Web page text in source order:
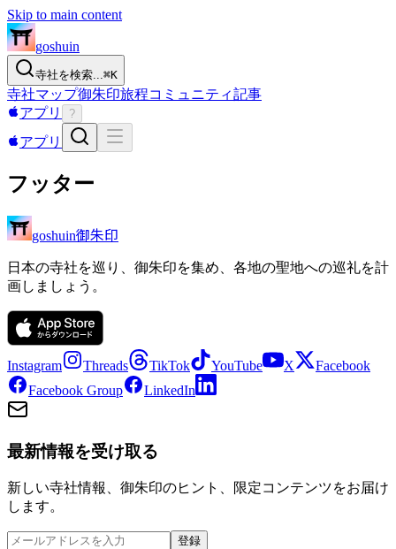
Skip to main content
goshuin
寺社を検索...⌘K
寺社マップ御朱印旅程コミュニティ記事
アプリ
?
アプリ
フッター
goshuin御朱印
日本の寺社を巡り、御朱印を集め、各地の聖地への巡礼を計
画しましょう。
Instagram Threads TikTok YouTube X
Facebook
Facebook Group
LinkedIn
最新情報を受け取る
新しい寺社情報、御朱印のヒント、限定コンテンツをお届け
します。
登録